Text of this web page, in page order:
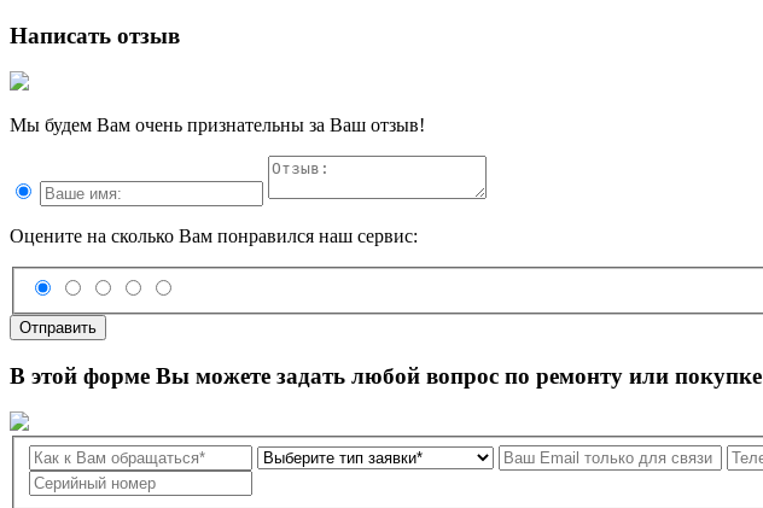
Написать отзыв
Мы будем Вам очень признательны за Ваш отзыв!
Оцените на сколько Вам понравился наш сервис:
Отправить
В этой форме Вы можете задать любой вопрос по ремонту или покупке